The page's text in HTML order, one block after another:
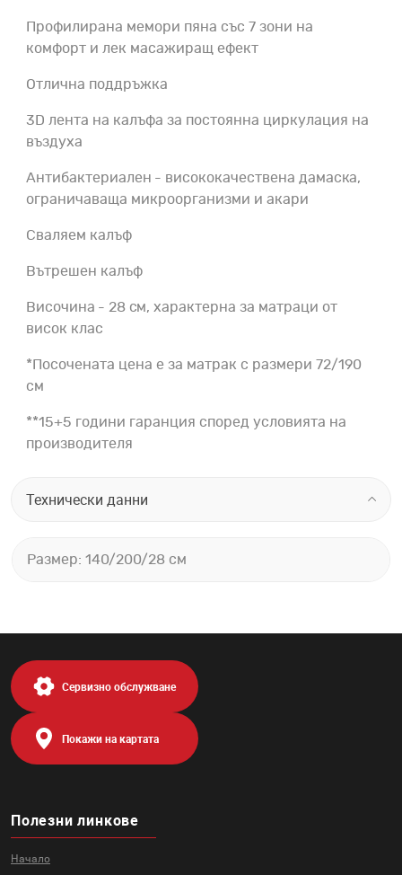
Профилирана мемори пяна със 7 зони на
комфорт и лек масажиращ ефект
Отлична поддръжка
3D лента на калъфа за постоянна циркулация на
въздуха
Антибактериален - висококачествена дамаска,
ограничаваща микроорганизми и акари
Сваляем калъф
Вътрешен калъф
Височина - 28 см, характерна за матраци от
висок клас
*Посочената цена е за матрак с размери 72/190
см
**15+5 години гаранция според условията на
производителя
Технически данни
Размер: 140/200/28 см
Полезни линкове
Начало
Сервизно обслужване
Покажи на картата